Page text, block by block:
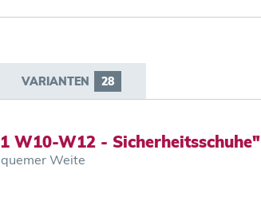
VARIANTEN 28
W10-W12 - Sicherheitsschuhe"
Weite